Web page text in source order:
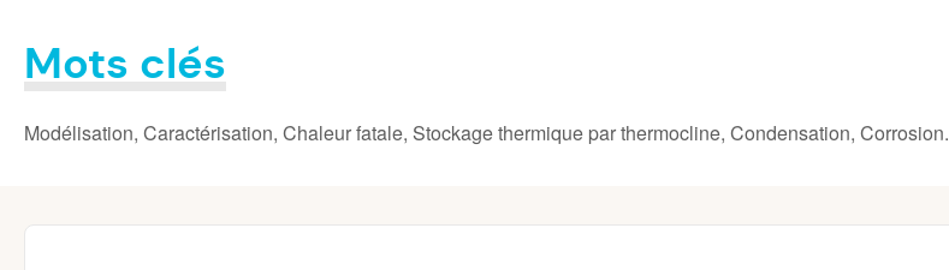
Mots clés
Modélisation, Caractérisation, Chaleur fatale, Stockage thermique par thermocline, Condensation, Corrosion.